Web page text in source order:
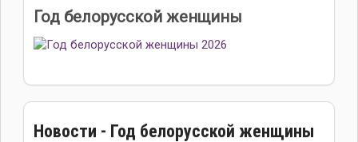
Год белорусской женщины
Новости - Год белорусской женщины